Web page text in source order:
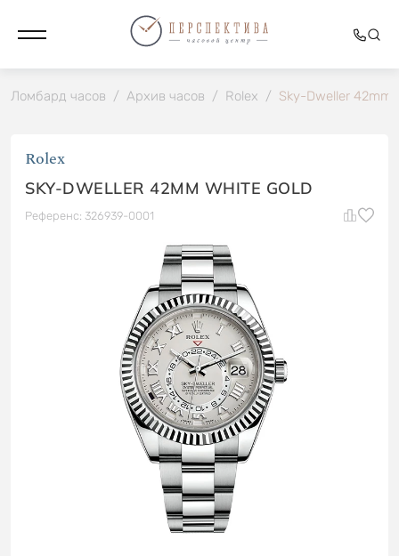
Ломбард часов / Архив часов / Rolex / Sky-Dweller 42mm
Rolex
SKY-DWELLER 42MM WHITE GOLD
Референс: 326939-0001